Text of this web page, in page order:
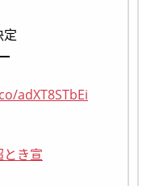
adXT8STbEi
き宣